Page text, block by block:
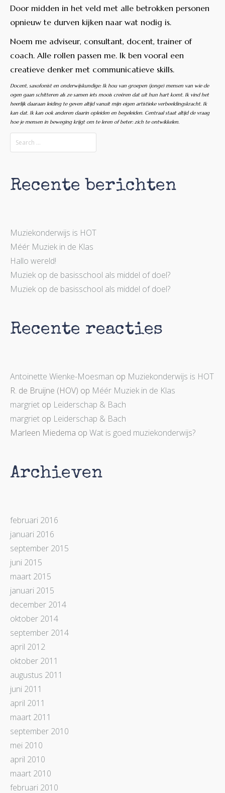
Door midden in het veld met alle betrokken personen
opnieuw te durven kijken naar wat nodig is.
Noem me adviseur, consultant, docent, trainer of
coach. Alle rollen passen me. Ik ben vooral een
creatieve denker met communicatieve skills.
Docent, saxofonist en onderwijskundige: Ik hou van groepen (jonge) mensen van wie de
ogen gaan schitteren als ze samen iets moois creëren dat uit hun hart komt. Ik vind het
heerlijk daaraan leiding te geven altijd vanuit mijn eigen artistieke verbeeldingskracht. Ik
kan dat. Ik kan ook anderen daarin opleiden en begeleiden. Centraal staat altijd de vraag
hoe je mensen in beweging krijgt om te leren of beter: zich te ontwikkelen.
Recente berichten
Muziekonderwijs is HOT
Méér Muziek in de Klas
Hallo wereld!
Muziek op de basisschool als middel of doel?
Muziek op de basisschool als middel of doel?
Recente reacties
Antoinette Wienke-Moesman op Muziekonderwijs is HOT
R. de Bruijne (HOV) op Méér Muziek in de Klas
margriet op Leiderschap & Bach
margriet op Leiderschap & Bach
Marleen Miedema op Wat is goed muziekonderwijs?
Archieven
februari 2016
januari 2016
september 2015
juni 2015
maart 2015
januari 2015
december 2014
oktober 2014
september 2014
april 2012
oktober 2011
augustus 2011
juni 2011
april 2011
maart 2011
september 2010
mei 2010
april 2010
maart 2010
februari 2010